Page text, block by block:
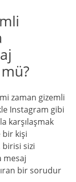
zaman gizemli
Instagram gibi
karşılaşmak
bir kişi
birisi sizi
mesaj
bir sorudur